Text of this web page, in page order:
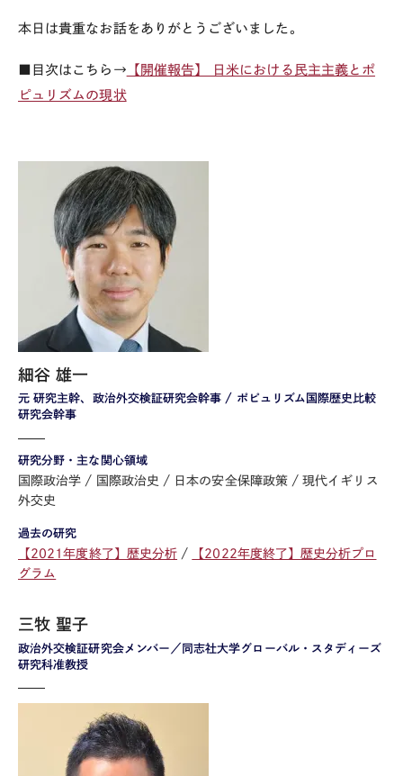
本日は貴重なお話をありがとうございました。
■目次はこちら→ 【開催報告】 日米における民主主義とポ
ピュリズムの現状
元 研究主幹、政治外交検証研究会幹事 / ポピュリズム国際歴史比較
研究会幹事
細谷 雄一
研究分野・主な関心領域
国際政治学 国際政治史 日本の安全保障政策
現代イギリス
外交史
過去の研究
【2021年度終了】歴史分析
【2022年度終了】歴史分析プロ
グラム
政治外交検証研究会メンバー／同志社大学グローバル・スタディーズ
研究科准教授
三牧 聖子